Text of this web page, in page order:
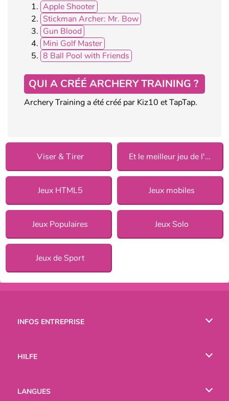
Apple Shooter
Stickman Archer: Mr. Bow
Gun Blood
Mini Golf Master
8 Ball Pool with Friends
QUI A CRÉÉ ARCHERY TRAINING ?
Archery Training a été créé par Kiz10 et TapTap.
Viser & Tirer Et le meilleur jeu de l'année est 2018
Jeux HTML5 Jeux mobiles
Jeux Populaires Jeux Solo
Jeux de Sport
INFOS ENTREPRISE
HILFE
LANGUES